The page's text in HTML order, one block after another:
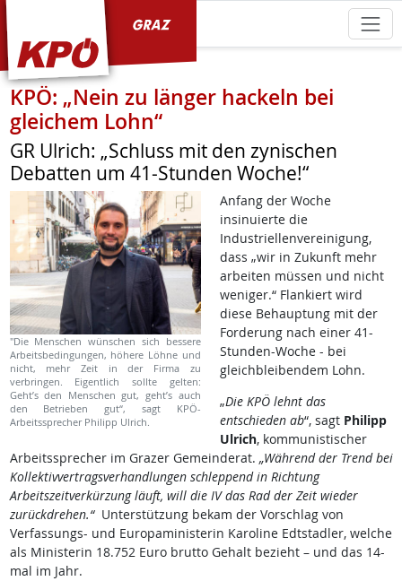
KPÖ: „Nein zu länger hackeln bei
gleichem Lohn“
GR Ulrich: „Schluss mit den zynischen
Debatten um 41-Stunden Woche!“
"Die Menschen wünschen sich bessere
Arbeitsbedingungen, höhere Löhne und
nicht, mehr Zeit in der Firma zu
verbringen. Eigentlich sollte gelten:
Geht’s den Menschen gut, geht’s auch
den Betrieben gut“, sagt KPÖ-
Arbeitssprecher Philipp Ulrich.
Anfang der Woche
insinuierte die
Industriellenvereinigung,
dass „wir in Zukunft mehr
arbeiten müssen und nicht
weniger.“ Flankiert wird
diese Behauptung mit der
Forderung nach einer 41-
Stunden-Woche - bei
gleichbleibendem Lohn.
„Die KPÖ lehnt das
entschieden ab“, sagt Philipp
Ulrich, kommunistischer
Arbeitssprecher im Grazer Gemeinderat. „Während der Trend bei
Kollektivvertragsverhandlungen schleppend in Richtung
Arbeitszeitverkürzung läuft, will die IV das Rad der Zeit wieder
zurückdrehen.“Unterstützung bekam der Vorschlag von
Verfassungs- und Europaministerin Karoline Edtstadler, welche
als Ministerin 18.752 Euro brutto Gehalt bezieht – und das 14-
mal im Jahr.